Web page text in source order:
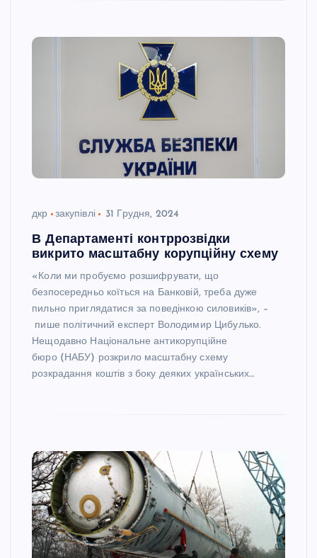
дкр закупівлі 31 Грудня, 2024
В Департаменті контррозвідки
викрито масштабну корупційну схему
«Коли ми пробуємо розшифрувати, що
безпосередньо коїться на Банковій, треба дуже
пильно приглядатися за поведінкою силовиків», –
пише політичний експерт Володимир Цибулько.
Нещодавно Національне антикорупційне
бюро (НАБУ) розкрило масштабну схему
розкрадання коштів з боку деяких українських…